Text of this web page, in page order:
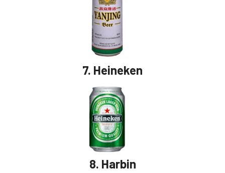
7. Heineken
8. Harbin